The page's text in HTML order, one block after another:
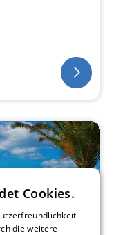
Cookies.
die weitere